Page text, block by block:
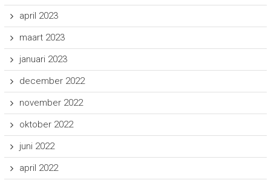
april 2023
maart 2023
januari 2023
december 2022
november 2022
oktober 2022
juni 2022
april 2022